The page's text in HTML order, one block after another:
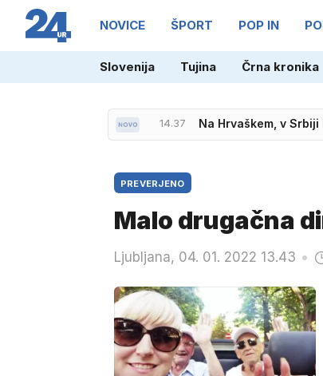
NOVICE ŠPORT POP IN
Slovenija Tujina Črna kronika
14.37 Na Hrvaškem, v
PREVERJENO
Malo drugačna
Ljubljana, 04. 01. 2022 13.43